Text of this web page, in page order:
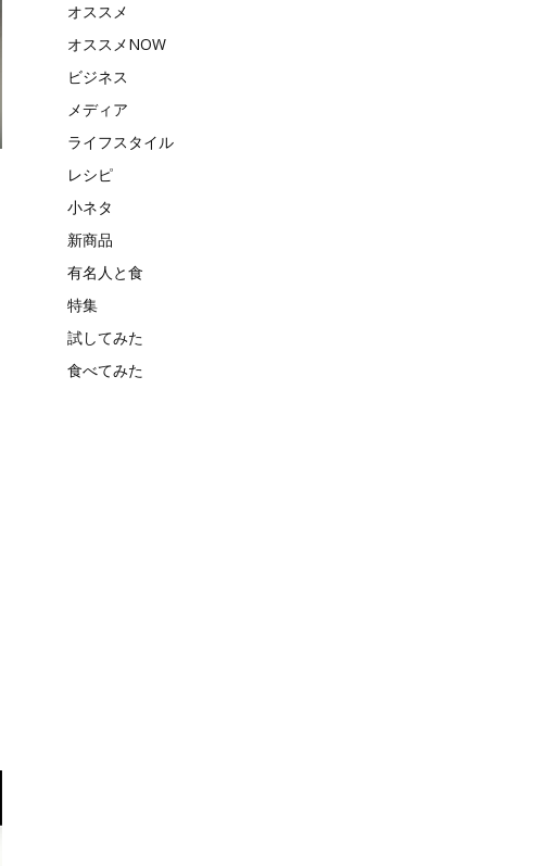
オススメ
オススメNOW
ビジネス
メディア
ライフスタイル
レシピ
小ネタ
新商品
有名人と食
特集
試してみた
食べてみた